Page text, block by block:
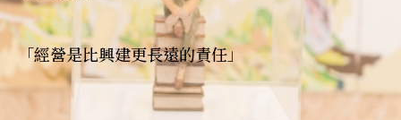
「經營是比興建更長遠的責任」